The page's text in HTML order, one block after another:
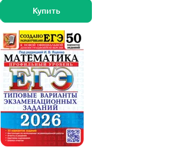
Купить